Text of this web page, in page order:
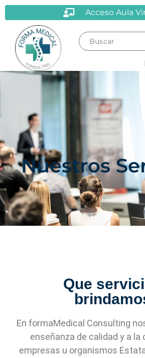
Acceso Aula
Nuestros
Que
En formaMedical Consulting
enseñanza de calidad y a la
empresas u organismos